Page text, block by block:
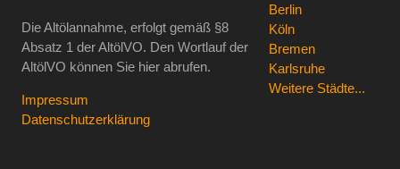
Die Altölannahme, erfolgt gemäß §8
Absatz 1 der AltölVO. Den Wortlauf der
AltölVO können Sie hier abrufen.
Impressum
Datenschutzerklärung
Berlin
Köln
Bremen
Karlsruhe
Weitere Städte...